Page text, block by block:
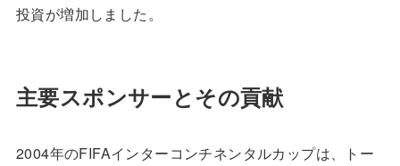
投資が増加しました。
主要スポンサーとその貢献
2004年のFIFAインターコンチネンタルカップは、トー